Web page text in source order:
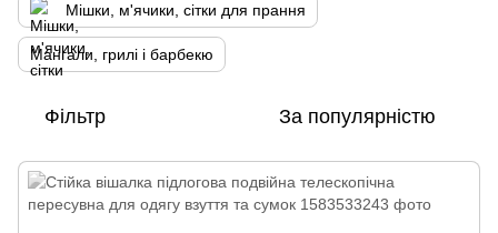
Мішки, м'ячики, сітки для прання
Мангали, грилі і барбекю
Фільтр За популярністю